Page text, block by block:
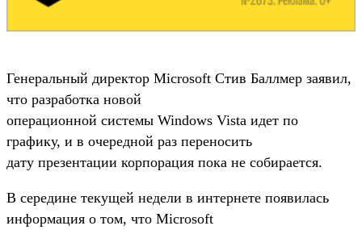
Генеральный директор Microsoft Стив Баллмер заявил,
что разработка новой
операционной системы Windows Vista идет по
графику, и в очередной раз переносить
дату презентации корпорация пока не собирается.
В середине текущей недели в интернете появилась
информация о том, что Microsoft